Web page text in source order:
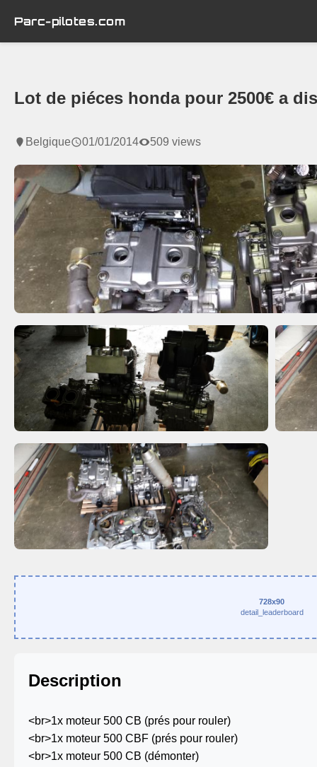
Parc-pilotes.com
Lot de piéces honda pour 2500€ a
Belgique 01/01/2014 509 views
728x90
detail_leaderboard
Description
<br>1x moteur 500 CB (prés pour rouler)
<br>1x moteur 500 CBF (prés pour rouler)
<br>1x moteur 500 CB (démonter)